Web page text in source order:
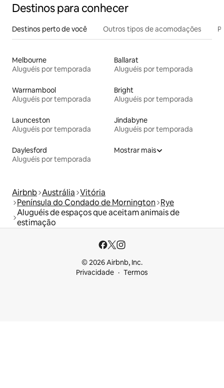
Destinos para conhecer
Destinos perto de você Outros tipos de acomodações
Melbourne
Aluguéis por temporada
Ballarat
Aluguéis por temporada
Warrnambool
Aluguéis por temporada
Bright
Aluguéis por temporada
Launceston
Aluguéis por temporada
Jindabyne
Aluguéis por temporada
Daylesford
Aluguéis por temporada
Mostrar mais
Airbnb Austrália Vitória
Península do Condado de Mornington Rye
Aluguéis de espaços que aceitam animais de
estimação
© 2026 Airbnb, Inc.
Privacidade
Termos